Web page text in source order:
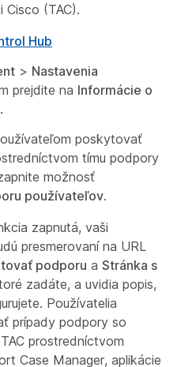
Cisco (TAC).
Hub
> Nastavenia
prejdite na Informácie o
.
poskytovať
tímu podpory
možnosť
používateľov.
zapnutá, vaši
presmerovaní na URL
podporu a Stránka s
zadáte, a uvidia popis,
Používatelia
prípady podpory so
prostredníctvom
Case Manager, aplikácie